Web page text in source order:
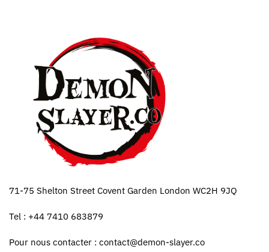
71-75 Shelton Street Covent Garden London WC2H 9JQ
Tel : +44 7410 683879
Pour nous contacter : contact@demon-slayer.co